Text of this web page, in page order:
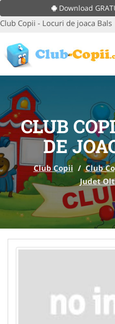
Download
Club Copii - Locuri de joaca Bals
CLUB
DE
Club Copii / Club
Judet Olt